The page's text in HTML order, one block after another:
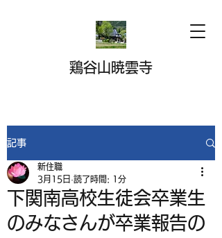
鶏谷山暁雲寺
記事
下関南高校生徒会卒業生
のみなさんが卒業報告の
新住職
3月15日 読了時間: 1分